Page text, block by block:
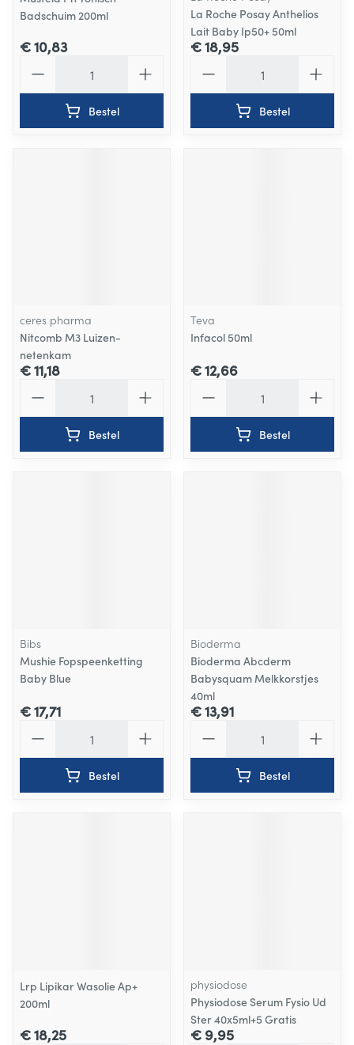
Badschuim 200ml
€ 10,83
Bestel
La Roche Posay Anthelios
Lait Baby Ip50+ 50ml
€ 18,95
Bestel
ceres pharma
Nitcomb M3 Luizen-
netenkam
€ 11,18
Bestel
Teva
Infacol 50ml
€ 12,66
Bestel
Bibs
Mushie Fopspeenketting
Baby Blue
€ 17,71
Bestel
Bioderma
Bioderma Abcderm
Babysquam Melkkorstjes
40ml
€ 13,91
Bestel
Lrp Lipikar Wasolie Ap+
200ml
€ 18,25
physiodose
Physiodose Serum Fysio Ud
Ster 40x5ml+5 Gratis
€ 9,95